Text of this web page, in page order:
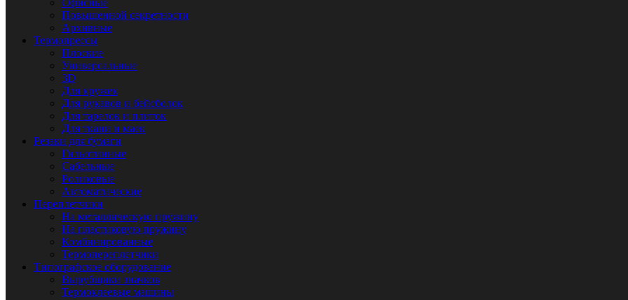
Офисные
Повышенной секретности
Архивные
Термопрессы
Плоские
Универсальные
3D
Для кружек
Для рукавов и бейсболок
Для тарелок и плиток
Для ткани и маек
Резаки для бумаги
Гильотинные
Сабельные
Роликовые
Автоматические
Переплетчики
На металлическую пружину
На пластиковую пружину
Комбинированные
Термопереплетчики
Типографское оборудование
Вырубщики значков
Термоклеевые машины